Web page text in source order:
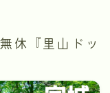
休『里山ドッ